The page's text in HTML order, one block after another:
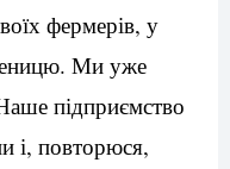
фермерів, у
Ми уже
підприємство
і, повторюся,